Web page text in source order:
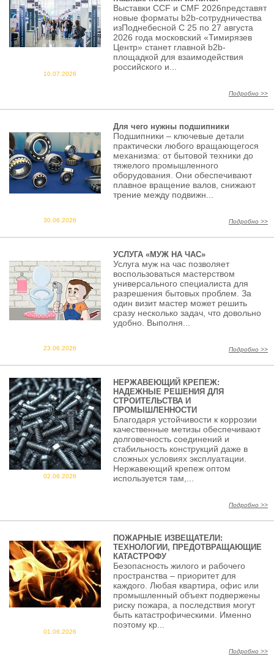
10.07.2026
Выставки CCF и CMF 2026представят
новые форматы b2b-сотрудничества
изПоднебесной С 25 по 27 августа
2026 года московский «Тимирязев
Центр» станет главной b2b-
площадкой для взаимодействия
российского и...
Подробно >>
30.06.2026
Для чего нужны подшипники
Подшипники – ключевые детали
практически любого вращающегося
механизма: от бытовой техники до
тяжелого промышленного
оборудования. Они обеспечивают
плавное вращение валов, снижают
трение между подвижн...
Подробно >>
23.06.2026
УСЛУГА «МУЖ НА ЧАС»
Услуга муж на час позволяет
воспользоваться мастерством
универсального специалиста для
разрешения бытовых проблем. За
один визит мастер может решить
сразу несколько задач, что довольно
удобно. Выполня...
Подробно >>
02.06.2026
НЕРЖАВЕЮЩИЙ КРЕПЕЖ:
НАДЕЖНЫЕ РЕШЕНИЯ ДЛЯ
СТРОИТЕЛЬСТВА И
ПРОМЫШЛЕННОСТИ
Благодаря устойчивости к коррозии
качественные метизы обеспечивают
долговечность соединений и
стабильность конструкций даже в
сложных условиях эксплуатации.
Нержавеющий крепеж оптом
используется там,...
Подробно >>
01.06.2026
ПОЖАРНЫЕ ИЗВЕЩАТЕЛИ:
ТЕХНОЛОГИИ, ПРЕДОТВРАЩАЮЩИЕ
КАТАСТРОФУ
Безопасность жилого и рабочего
пространства – приоритет для
каждого. Любая квартира, офис или
промышленный объект подвержены
риску пожара, а последствия могут
быть катастрофическими. Именно
поэтому кр...
Подробно >>